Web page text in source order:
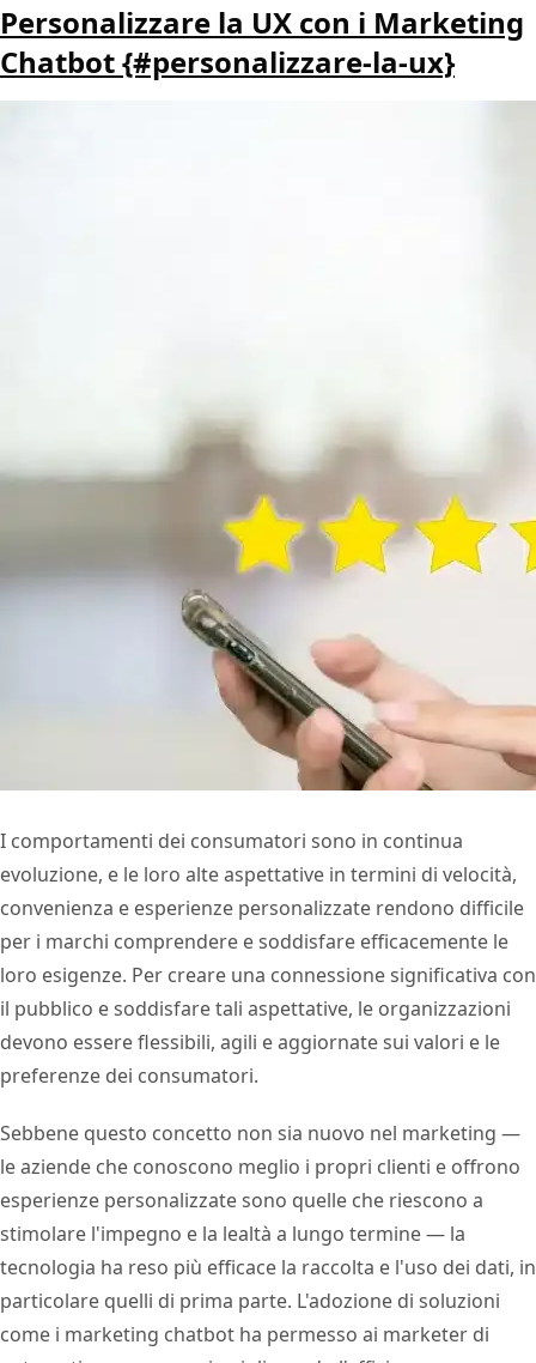
Personalizzare la UX con i Marketing
Chatbot {#personalizzare-la-ux}
I comportamenti dei consumatori sono in continua
evoluzione, e le loro alte aspettative in termini di velocità,
convenienza e esperienze personalizzate rendono difficile
per i marchi comprendere e soddisfare efficacemente le
loro esigenze. Per creare una connessione significativa con
il pubblico e soddisfare tali aspettative, le organizzazioni
devono essere flessibili, agili e aggiornate sui valori e le
preferenze dei consumatori.
Sebbene questo concetto non sia nuovo nel marketing —
le aziende che conoscono meglio i propri clienti e offrono
esperienze personalizzate sono quelle che riescono a
stimolare l'impegno e la lealtà a lungo termine — la
tecnologia ha reso più efficace la raccolta e l'uso dei dati, in
particolare quelli di prima parte. L'adozione di soluzioni
come i marketing chatbot ha permesso ai marketer di